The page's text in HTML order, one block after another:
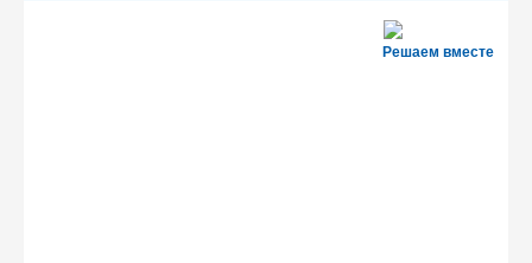
Решаем вместе